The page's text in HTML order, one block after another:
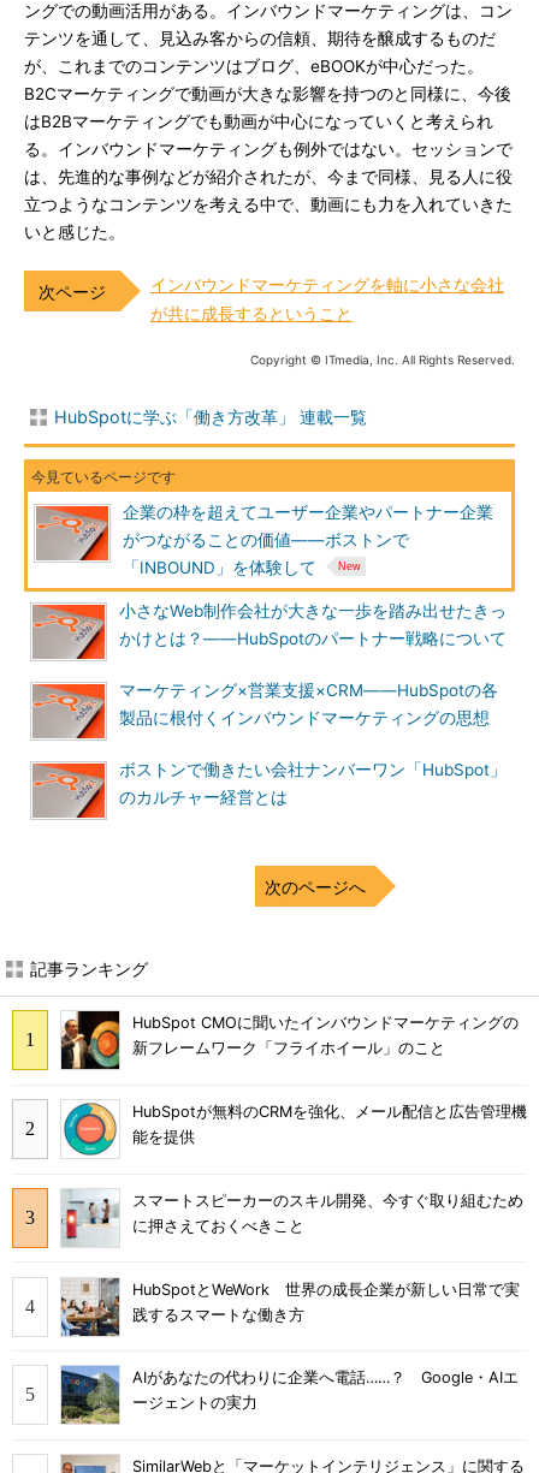
ングでの動画活用がある。インバウンドマーケティングは、コン
テンツを通して、見込み客からの信頼、期待を醸成するものだ
が、これまでのコンテンツはブログ、eBOOKが中心だった。
B2Cマーケティングで動画が大きな影響を持つのと同様に、今後
はB2Bマーケティングでも動画が中心になっていくと考えられ
る。インバウンドマーケティングも例外ではない。セッションで
は、先進的な事例などが紹介されたが、今まで同様、見る人に役
立つようなコンテンツを考える中で、動画にも力を入れていきた
いと感じた。
インバウンドマーケティングを軸に小さな会社
が共に成長するということ
Copyright © ITmedia, Inc. All Rights Reserved.
HubSpotに学ぶ「働き方改革」 連載一覧
企業の枠を超えてユーザー企業やパートナー企業
がつながることの価値――ボストンで
「INBOUND」を体験して
小さなWeb制作会社が大きな一歩を踏み出せたきっ
かけとは？――HubSpotのパートナー戦略について
マーケティング×営業支援×CRM――HubSpotの各
製品に根付くインバウンドマーケティングの思想
ボストンで働きたい会社ナンバーワン「HubSpot」
のカルチャー経営とは
次のページへ
記事ランキング
HubSpot CMOに聞いたインバウンドマーケティングの
新フレームワーク「フライホイール」のこと
HubSpotが無料のCRMを強化、メール配信と広告管理機
能を提供
スマートスピーカーのスキル開発、今すぐ取り組むため
に押さえておくべきこと
HubSpotとWeWork 世界の成長企業が新しい日常で実
践するスマートな働き方
AIがあなたの代わりに企業へ電話……？ Google・AIエ
ージェントの実力
SimilarWebと「マーケットインテリジェンス」に関する